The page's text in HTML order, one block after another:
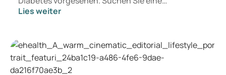
Behandlung zur Gewichtskontrolle, kommen eher
Arzt auf Basis Ihrer Gesundheit, Ihres BMI und
Ihres Medikamentengebrauchs.
Lies weiter